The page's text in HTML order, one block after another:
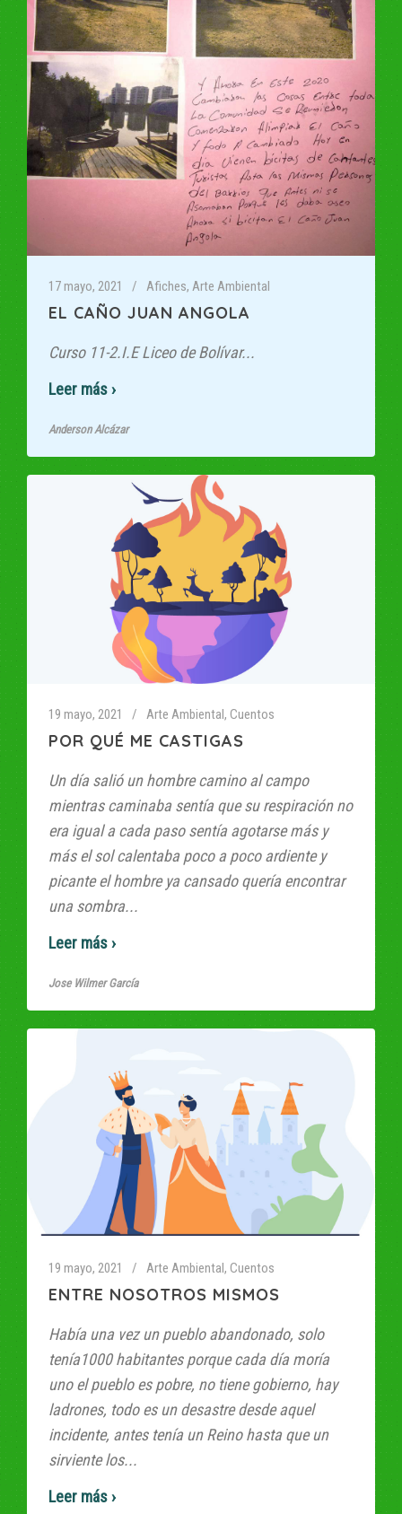
17 mayo, 2021 Afiches, Arte Ambiental
EL CAÑO JUAN ANGOLA
Curso 11-2.I.E Liceo de Bolívar...
Anderson Alcázar
19 mayo, 2021 Arte Ambiental, Cuentos
POR QUÉ ME CASTIGAS
Un día salió un hombre camino al campo
mientras caminaba sentía que su respiración no
era igual a cada paso sentía agotarse más y
más el sol calentaba poco a poco ardiente y
picante el hombre ya cansado quería encontrar
una sombra...
Jose Wilmer García
19 mayo, 2021 Arte Ambiental, Cuentos
ENTRE NOSOTROS MISMOS
Había una vez un pueblo abandonado, solo
tenía1000 habitantes porque cada día moría
uno el pueblo es pobre, no tiene gobierno, hay
ladrones, todo es un desastre desde aquel
incidente, antes tenía un Reino hasta que un
sirviente los...